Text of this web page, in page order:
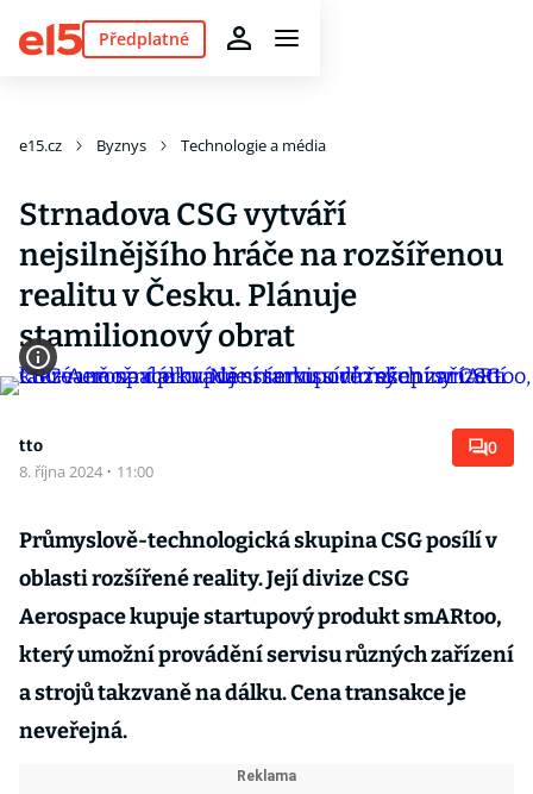
Předplatné
e15.cz Byznys Technologie a média
Strnadova CSG vytváří
nejsilnějšího hráče na rozšířenou
realitu v Česku. Plánuje
stamilionový obrat
tto
8. října 2024 · 11:00
0
Průmyslově-technologická skupina CSG posílí v
oblasti rozšířené reality. Její divize CSG
Aerospace kupuje startupový produkt smARtoo,
který umožní provádění servisu různých zařízení
a strojů takzvaně na dálku. Cena transakce je
neveřejná.